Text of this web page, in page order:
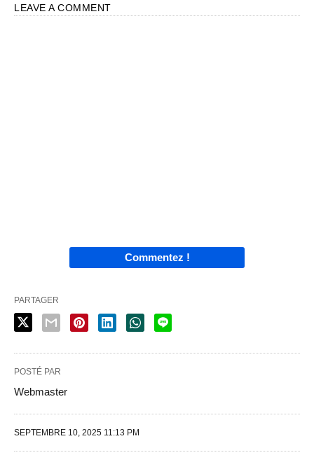
LEAVE A COMMENT
Commentez !
PARTAGER
POSTÉ PAR
Webmaster
SEPTEMBRE 10, 2025 11:13 PM